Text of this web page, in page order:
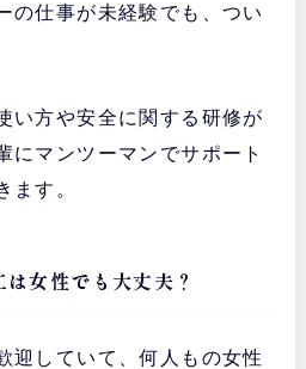
の仕事が未経験でも、つい
い方や安全に関する研修が
にマンツーマンでサポート
ます。
女性でも大丈夫？
迎していて、何人もの女性